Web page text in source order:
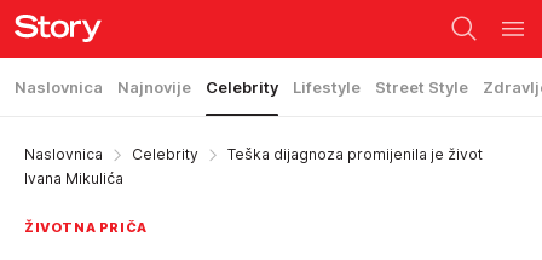
Naslovnica Najnovije Celebrity Lifestyle Street Style
Naslovnica Celebrity
Teška dijagnoza promijenila je život
Ivana Mikulića
ŽIVOTNA PRIČA